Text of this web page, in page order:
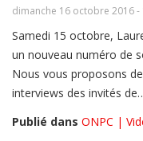
dimanche 16 octobre 2016 -
Samedi 15 octobre,
un nouveau numéro de
Nous vous proposons
interviews des invités
Publié dans ONPC |